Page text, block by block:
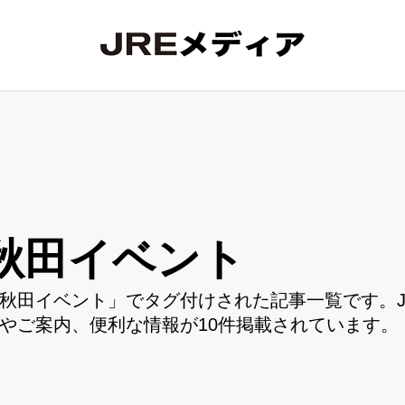
田イベント
田イベント」でタグ付けされた記事一覧です
ご案内、便利な情報が10件掲載されています。